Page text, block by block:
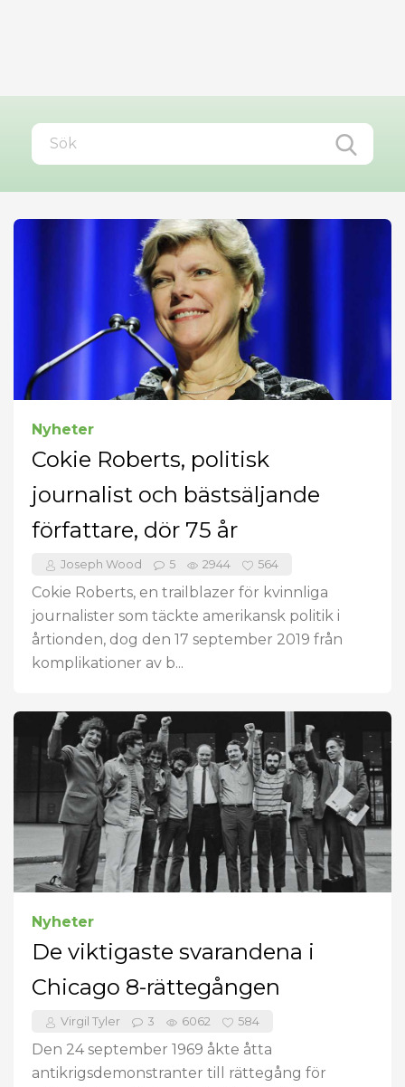
Nyheter
Cokie Roberts, politisk
journalist och bästsäljande
författare, dör 75 år
Joseph Wood 5 2944 564
Cokie Roberts, en trailblazer för kvinnliga
journalister som täckte amerikansk politik i
årtionden, dog den 17 september 2019 från
komplikationer av b...
Nyheter
De viktigaste svarandena i
Chicago 8-rättegången
Virgil Tyler 3 6062 584
Den 24 september 1969 åkte åtta
antikrigsdemonstranter till rättegång för